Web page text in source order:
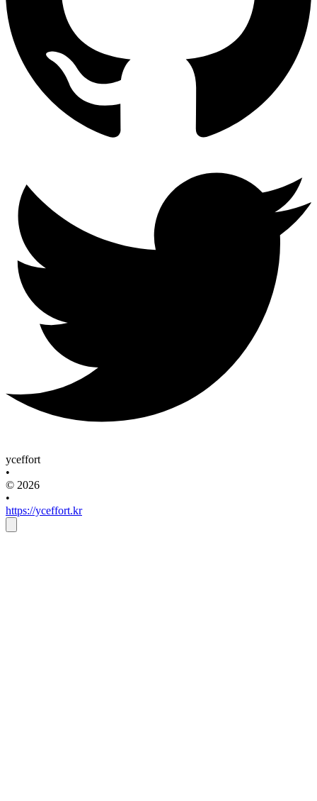
yceffort
•
© 2026
•
https://yceffort.kr